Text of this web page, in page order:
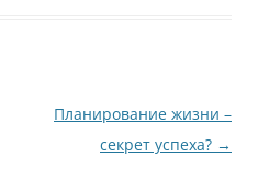
Планирование жизни –
секрет успеха? →